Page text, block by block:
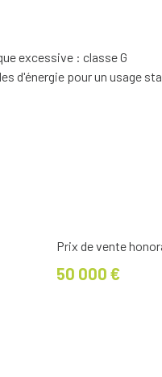
excessive : classe G
d'énergie pour un usage
Prix de vente
50 000 €